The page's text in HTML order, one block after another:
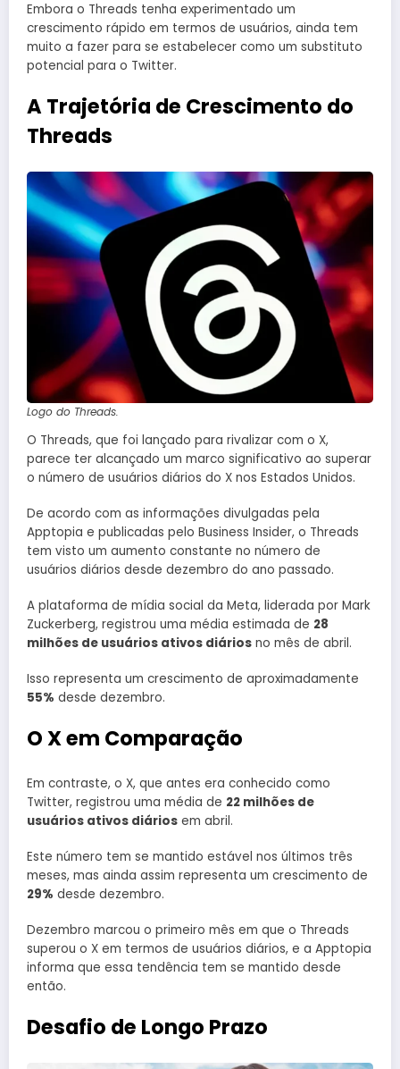
Embora o Threads tenha experimentado um
crescimento rápido em termos de usuários, ainda tem
muito a fazer para se estabelecer como um substituto
potencial para o Twitter.
A Trajetória de Crescimento do
Threads
Logo do Threads.
O Threads, que foi lançado para rivalizar com o X,
parece ter alcançado um marco significativo ao superar
o número de usuários diários do X nos Estados Unidos.
De acordo com as informações divulgadas pela
Apptopia e publicadas pelo Business Insider, o Threads
tem visto um aumento constante no número de
usuários diários desde dezembro do ano passado.
A plataforma de mídia social da Meta, liderada por Mark
Zuckerberg, registrou uma média estimada de 28
milhões de usuários ativos diários no mês de abril.
Isso representa um crescimento de aproximadamente
55% desde dezembro.
O X em Comparação
Em contraste, o X, que antes era conhecido como
Twitter, registrou uma média de 22 milhões de
usuários ativos diários em abril.
Este número tem se mantido estável nos últimos três
meses, mas ainda assim representa um crescimento de
29% desde dezembro.
Dezembro marcou o primeiro mês em que o Threads
superou o X em termos de usuários diários, e a Apptopia
informa que essa tendência tem se mantido desde
então.
Desafio de Longo Prazo